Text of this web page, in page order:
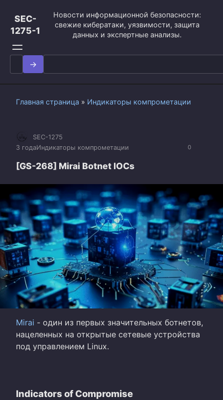
контенту
SEC-
1275-1
Новости информационной безопасности:
свежие кибератаки, уязвимости, защита
данных и экспертные анализы.
Search
for:
Главная страница » Индикаторы компрометации
0
SEC-1275
3 годаИндикаторы компрометации
[GS-268] Mirai Botnet IOCs
Mirai - один из первых значительных ботнетов,
нацеленных на открытые сетевые устройства
под управлением Linux.
Indicators of Compromise